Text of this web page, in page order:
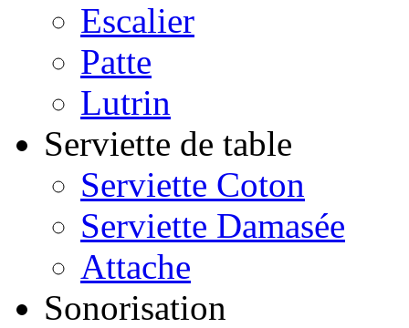
Escalier
Patte
Lutrin
Serviette de table
Serviette Coton
Serviette Damasée
Attache
Sonorisation